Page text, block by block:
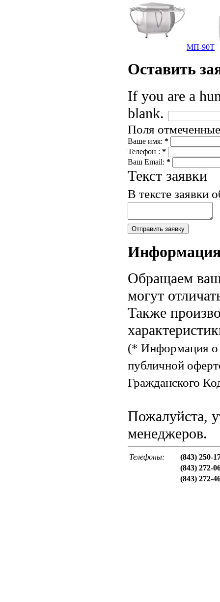
МП-90Т
Оставить
If you are a
blank.
Поля
Ваше имя: *
Телефон : *
Ваш Email: *
Текст заявки
В тексте заявки
Обращаем
могут
Также
(* Информация о
публичной
Гражданского
Пожалуйста,
менеджеров.
Телефоны:
(843) 250-
(843) 272-
(843) 272-